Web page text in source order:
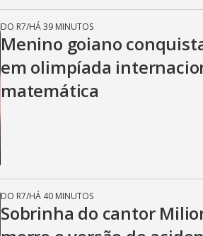
DO R7/HÁ 39 MINUTOS
Menino goiano
em olimpíada
matemática
DO R7/HÁ 40 MINUTOS
Sobrinha do cantor